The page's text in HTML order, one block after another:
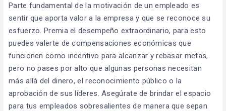
Parte fundamental de la motivación de un empleado es
sentir que aporta valor a la empresa y que se reconoce su
esfuerzo. Premia el desempeño extraordinario, para esto
puedes valerte de compensaciones económicas que
funcionen como incentivo para alcanzar y rebasar metas,
pero no pases por alto que algunas personas necesitan
más allá del dinero, el reconocimiento público o la
aprobación de sus líderes. Asegúrate de brindar el espacio
para tus empleados sobresalientes de manera que sepan